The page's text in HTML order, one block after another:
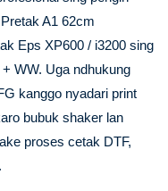
A1 62cm
Eps XP600 / i3200 sing
WW. Uga ndhukung
kanggo nyadari print
bubuk shaker lan
proses cetak DTF,